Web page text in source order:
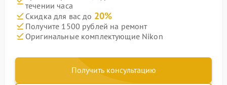
течении часа
Скидка для вас до 20%
Получите 1500 рублей на ремонт
Оригинальные комплектующие Nikon
Получить консультацию